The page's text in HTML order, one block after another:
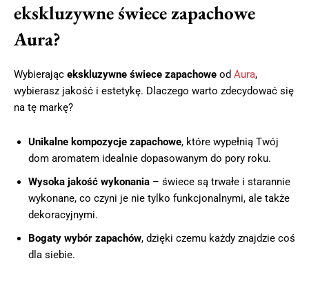
ekskluzywne świece zapachowe
Aura?
Wybierając ekskluzywne świece zapachowe od Aura,
wybierasz jakość i estetykę. Dlaczego warto zdecydować się
na tę markę?
Unikalne kompozycje zapachowe, które wypełnią Twój
dom aromatem idealnie dopasowanym do pory roku.
Wysoka jakość wykonania – świece są trwałe i starannie
wykonane, co czyni je nie tylko funkcjonalnymi, ale także
dekoracyjnymi.
Bogaty wybór zapachów, dzięki czemu każdy znajdzie coś
dla siebie.